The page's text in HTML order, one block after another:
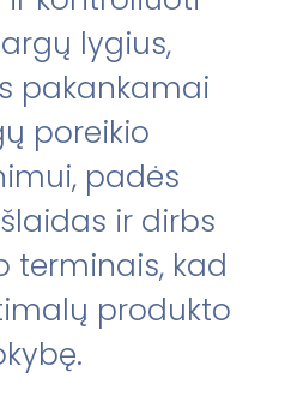
lygius,
pakankamai
poreikio
padės
ir dirbs
terminais, kad
produkto